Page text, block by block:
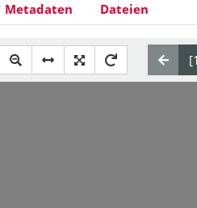
Metadaten Dateien